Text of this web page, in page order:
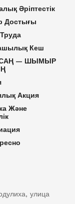
Әріптестік
Достығы
Кеш
— ШЫМЫР
Акция
Және
улица